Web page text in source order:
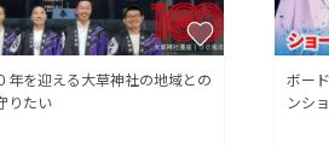
年を迎える大草神社の地域との
りたい
ボー
ンシ